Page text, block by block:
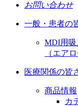
お問い合わせ
一般・患者の
MDI用吸
（エア
医療関係の皆
商品情報
カ